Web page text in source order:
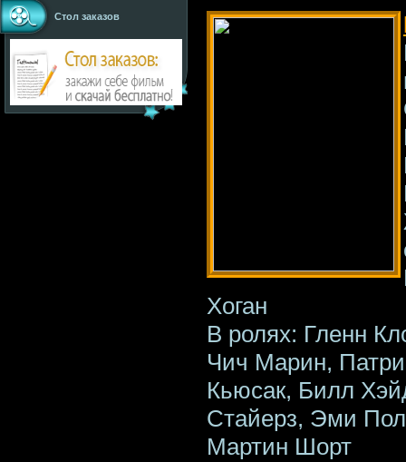
Стол заказов
Хоган
В ролях: Гленн
Чич Марин,
Кьюсак, Билл
Стайерз, Эми
Мартин Шорт